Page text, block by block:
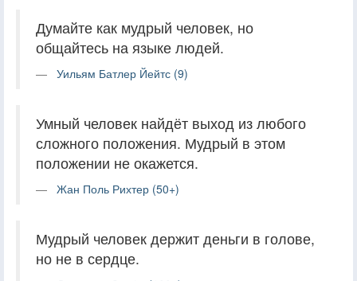
Думайте как мудрый человек, но
общайтесь на языке людей.
Уильям Батлер Йейтс (9)
Умный человек найдёт выход из любого
сложного положения. Мудрый в этом
положении не окажется.
Жан Поль Рихтер (50+)
Мудрый человек держит деньги в голове,
но не в сердце.